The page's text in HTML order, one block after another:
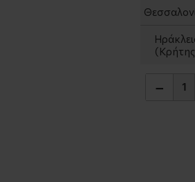
−